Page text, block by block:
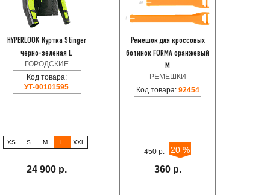
HYPERLOOK Куртка Stinger
черно-зеленая L
ГОРОДСКИЕ
Код товара:
УТ-00101595
XS S M L XXL
24 900 р.
Ремешок для кроссовых
ботинок FORMA оранжевый
M
РЕМЕШКИ
Код товара: 92454
450 р. 20 %
360 р.